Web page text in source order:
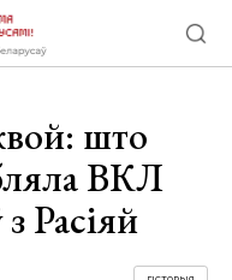
што
ВКЛ
Расіяй